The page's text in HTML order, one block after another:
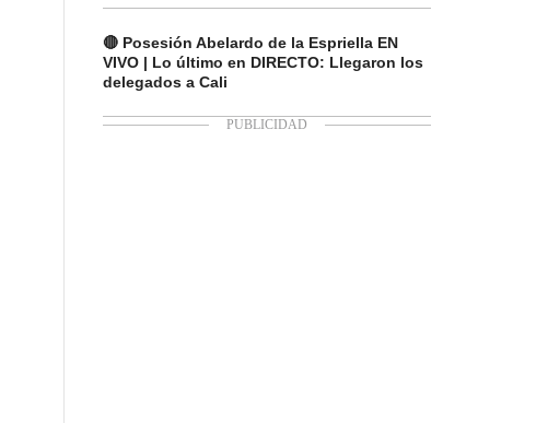
🔴 Posesión Abelardo de la Espriella EN
VIVO | Lo último en DIRECTO: Llegaron los
delegados a Cali